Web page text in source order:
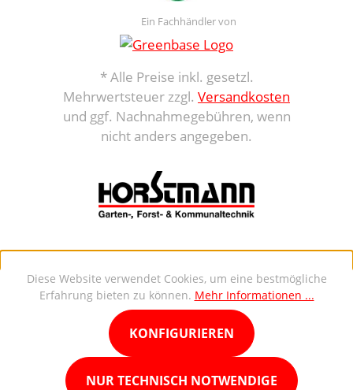
Ein Fachhändler von
* Alle Preise inkl. gesetzl.
Mehrwertsteuer zzgl. Versandkosten
und ggf. Nachnahmegebühren, wenn
nicht anders angegeben.
Diese Website verwendet Cookies, um eine bestmögliche
Erfahrung bieten zu können. Mehr Informationen ...
NUR TECHNISCH NOTWENDIGE
KONFIGURIEREN